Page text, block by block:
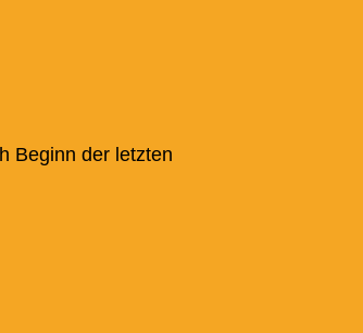
Beginn der letzten